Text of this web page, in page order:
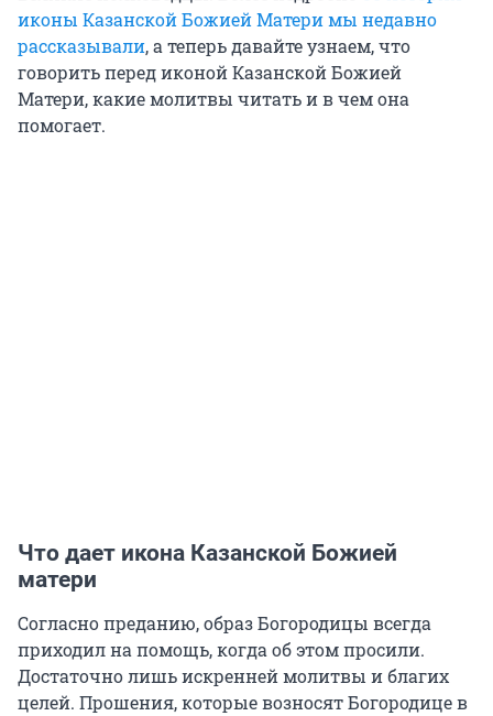
иконы Казанской Божией Матери мы недавно
рассказывали, а теперь давайте узнаем, что
говорить перед иконой Казанской Божией
Матери, какие молитвы читать и в чем она
помогает.
Что дает икона Казанской Божией
матери
Согласно преданию, образ Богородицы всегда
приходил на помощь, когда об этом просили.
Достаточно лишь искренней молитвы и благих
целей. Прошения, которые возносят Богородице в